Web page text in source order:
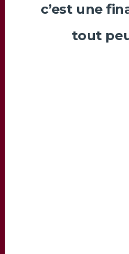
c’est une
tout